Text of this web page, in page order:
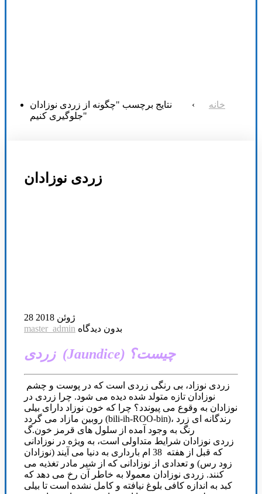
خانه ›
نتایج برچسب "چگونه از زردی نوزادان
جلوگیری کنیم"
زردی نوزادان
28 ژوئن 2018
master_admin بدون دیدگاه
زردی (Jaundice) چیست؟
نوزادان تازه متولد شده دیده می شود. چرا زردی در
نوزادان به وقوع می پیوندد؟ چرا که خون نوزاد دارای بیلی
روبین مازاد می گردد (bili-ih-ROO-bin)، رندگانه ای زرد
رنگ به وجود آمده از سلول های قرمز خون.گ
زردی نوزادان شرایط متداولی است، به ویژه در نوزادانی
که قبل از هفته 38 ام بارداری به دنیا می آیند (نوزادان
زود رس) و تعدادی از نوزادانی که از شیر مادر تغذیه می
کنند. زردی نوزادان معمولا به خاطر آن رخ می دهد که
کبد به اندازه کافی بلوغ نیافته و کامل نشده است تا بیلی